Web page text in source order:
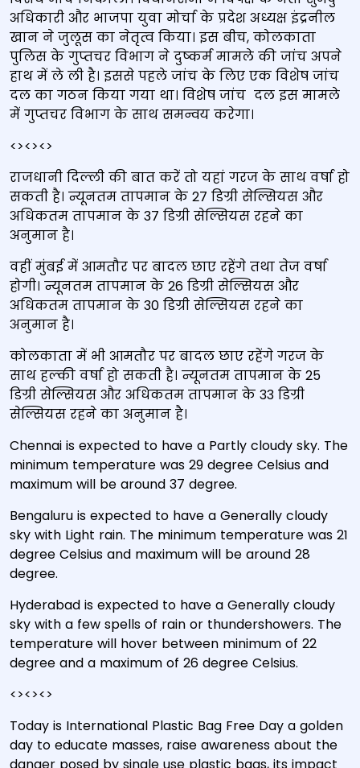
अधिकारी और भाजपा युवा मोर्चा के प्रदेश अध्यक्ष इंद्रनील
खान ने जुलूस का नेतृत्व किया। इस बीच, कोलकाता
पुलिस के गुप्‍तचर विभाग ने दुष्‍कर्म मामले की जांच अपने
हाथ में ले ली है। इससे पहले जांच के लिए एक विशेष जांच
दल का गठन किया गया था। विशेष जांच दल इस मामले
में गुप्‍तचर विभाग के साथ समन्वय करेगा।
<><><>
राजधानी दिल्ली की बात करें तो यहां गरज के साथ वर्षा हो
सकती है। न्यूनतम तापमान के 27 डिग्री सेल्सियस और
अधिकतम तापमान के 37 डिग्री सेल्सियस रहने का
अनुमान है।
वहीं मुंबई में आमतौर पर बादल छाए रहेंगे तथा तेज वर्षा
होगी। न्यूनतम तापमान के 26 डिग्री सेल्सियस और
अधिकतम तापमान के 30 डिग्री सेल्सियस रहने का
अनुमान है।
कोलकाता में भी आमतौर पर बादल छाए रहेंगे गरज के
साथ हल्‍की वर्षा हो सकती है। न्यूनतम तापमान के 25
डिग्री सेल्सियस और अधिकतम तापमान के 33 डिग्री
सेल्सियस रहने का अनुमान है।
Chennai is expected to have a Partly cloudy sky. The
minimum temperature was 29 degree Celsius and
maximum will be around 37 degree.
Bengaluru is expected to have a Generally cloudy
sky with Light rain. The minimum temperature was 21
degree Celsius and maximum will be around 28
degree.
Hyderabad is expected to have a Generally cloudy
sky with a few spells of rain or thundershowers. The
temperature will hover between minimum of 22
degree and a maximum of 26 degree Celsius.
<><><>
Today is International Plastic Bag Free Day a golden
day to educate masses, raise awareness about the